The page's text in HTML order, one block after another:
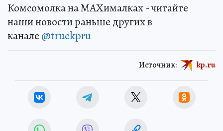
Комсомолка на MAXималках - читайте
наши новости раньше других в
канале @truekpru
Источник: kp.ru